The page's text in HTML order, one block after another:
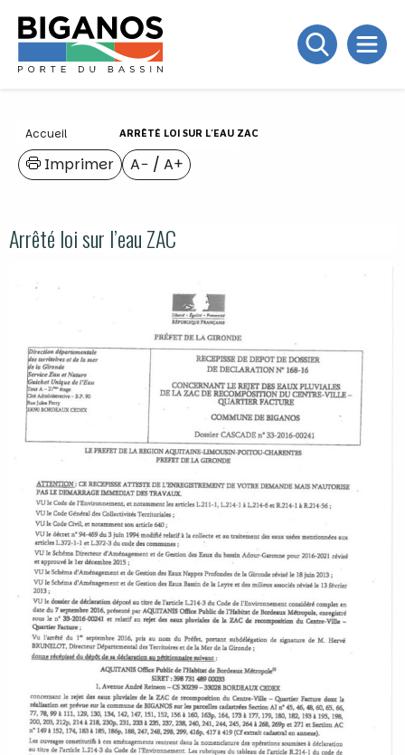
Accueil ARRÊTÉ LOI SUR L’EAU ZAC
A− / A+
Imprimer
Arrêté loi sur l’eau ZAC